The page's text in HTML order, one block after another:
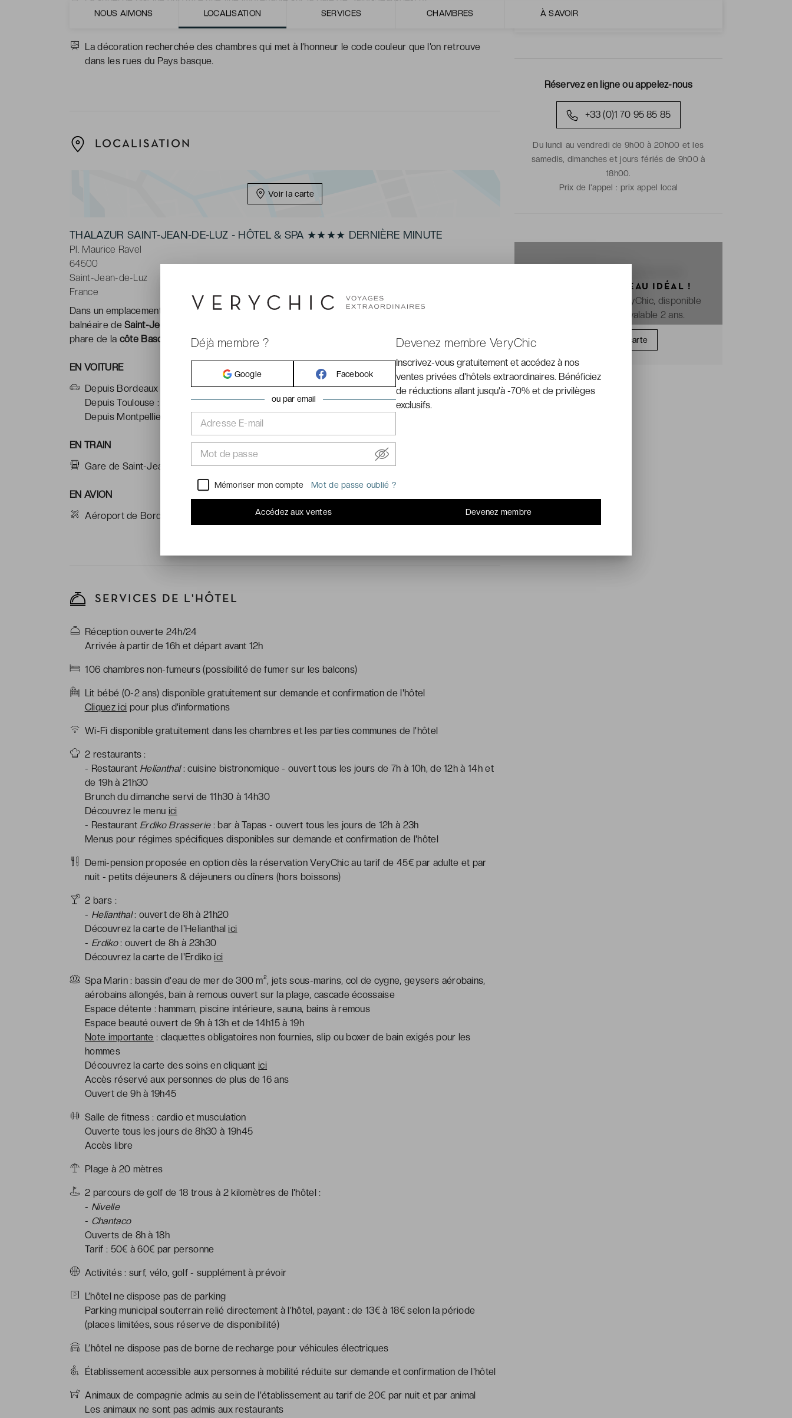
NOUS AIMONS LOCALISATION SERVICES CHAMBRES À SAVOIR
La décoration recherchée des chambres qui met à l’honneur le code couleur que l’on retrouve
dans les rues du Pays basque.
LOCALISATION
Voir la carte
THALAZUR SAINT-JEAN-DE-LUZ - HÔTEL & SPA ★★★★ DERNIÈRE MINUTE
Pl. Maurice Ravel
64500
Saint-Jean-de-Luz
France
Dans un emplacement exceptionnel, les pieds dans le sable et situé au cœur de la célèbre station
balnéaire deSaint-Jean-de-Luz
phare de la côte Basque
EN VOITURE
Depuis Bordeaux : 204km
Depuis Toulouse : 319km
Depuis Montpellier : 550km
EN TRAIN
Gare de Saint-Jean-de-Luz : à 950m de l'hôtel
EN AVION
Aéroport de Bordeaux : à 204km de l’hôtel
SERVICES DE L'HÔTEL
Réception ouverte 24h/24
Arrivée à partir de 16h et départ avant 12h
106 chambres non-fumeurs (possibilité de fumer sur les balcons)
Lit bébé (0-2 ans) disponible gratuitement sur demande et confirmation de l'hôtel
Cliquez ici pour plus d'informations
Wi-Fi disponible gratuitement dans les chambres et les parties communes de l'hôtel
2 restaurants :
- Restaurant Helianthal: cuisine bistronomique - ouvert tous les jours de 7h à 10h, de 12h à 14h et
de 19h à 21h30
Brunch du dimanche servi de 11h30 à 14h30
Découvrez le menu ici
- Restaurant Erdiko Brasserie: bar à Tapas - ouvert tous les jours de 12h à 23h
Menus pour régimes spécifiques disponibles sur demande et confirmation de l'hôtel
Demi-pension proposée en option dès la réservation VeryChic au tarif de 45€ par adulte et par
nuit - petits déjeuners & déjeuners ou dîners (hors boissons)
2 bars :
- Helianthal: ouvert de 8h à 21h20
Découvrez la carte de l'Helianthalici
- Erdiko: ouvert de 8h à 23h30
Découvrez la carte de l'Erdikoici
Spa Marin : bassin d'eau de mer de 300 m², jets sous-marins, col de cygne, geysers aérobains,
aérobains allongés, bain à remous ouvert sur la plage, cascade écossaise
Espace détente : hammam, piscine intérieure, sauna, bains à remous
Espace beauté ouvert de 9h à 13h et de 14h15 à 19h
Note importante : claquettes obligatoires non fournies, slip ou boxer de bain exigés pour les
hommes
Découvrez la carte des soins encliquantici
Accès réservé aux personnes de plus de 16 ans
Ouvert de 9h à 19h45
Salle de fitness : cardio et musculation
Ouverte tous les jours de 8h30 à 19h45
Accès libre
Plage à 20 mètres
2 parcours de golf de 18 trous à 2 kilomètres de l'hôtel :
- Nivelle
- Chantaco
Ouverts de 8h à 18h
Tarif : 50€ à 60€ par personne
Activités : surf, vélo, golf - supplément à prévoir
L’hôtel ne dispose pas de parking
Parking municipal souterrain relié directement à l’hôtel, payant : de 13€ à 18€ selon la période
(places limitées, sous réserve de disponibilité)
L’hôtel ne dispose pas de borne de recharge pour véhicules électriques
Établissement accessible aux personnes à mobilité réduite sur demande et confirmation de l'hôtel
Animaux de compagnie admis au sein de l'établissement au tarif de 20€ par nuit et par animal
Les animaux ne sont pas admis aux restaurants
Réservez en ligne ou appelez-nous
+33 (0)1 70 95 85 85
Du lundi au vendredi de 9h00 à 20h00 et les
samedis, dimanches et jours fériés de 9h00 à
18h00.
Prix de l'appel : prix appel local
OFFREZ LE CADEAU IDÉAL !
La e-carte cadeau VeryChic, disponible
immédiatement et valable 2 ans.
Offrir une carte
Déjà membre ?
Google Facebook
ou par email
Adresse E-mail
Mot de passe
Mémoriser mon compte Mot de passe oublié ?
Accédez aux ventes
Devenez membre VeryChic
Inscrivez-vous gratuitement et accédez à nos
ventes privées d'hôtels extraordinaires. Bénéficiez
de réductions allant jusqu'à -70% et de privilèges
exclusifs.
Devenez membre